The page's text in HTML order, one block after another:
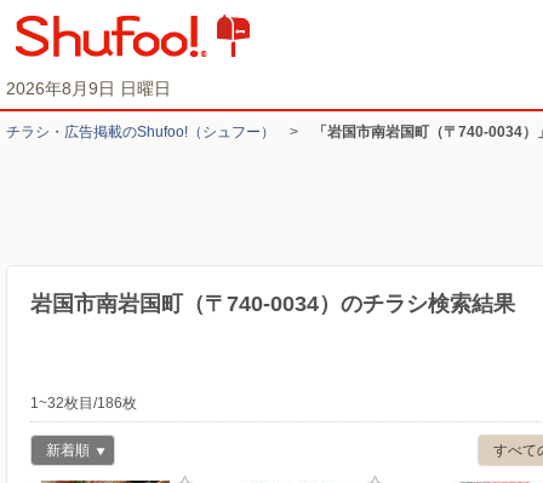
2026年8月9日 日曜日
チラシ・​広告掲載の​Shufoo!​（シュフー） > 「岩国市南岩国町（〒740-0034
岩国市南岩国町（〒740-0034）のチラシ検索結果
1~32枚目/186枚
すべて
新着順